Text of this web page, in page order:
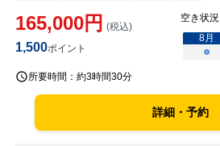
165,000円 (税込)
1,500ポイント
空き状況
8月
○
所要時間： 約3時間30分
詳細・予約